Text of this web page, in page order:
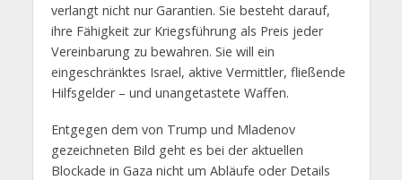
verlangt nicht nur Garantien. Sie besteht darauf,
ihre Fähigkeit zur Kriegsführung als Preis jeder
Vereinbarung zu bewahren. Sie will ein
eingeschränktes Israel, aktive Vermittler, fließende
Hilfsgelder – und unangetastete Waffen.
Entgegen dem von Trump und Mladenov
gezeichneten Bild geht es bei der aktuellen
Blockade in Gaza nicht um Abläufe oder Details